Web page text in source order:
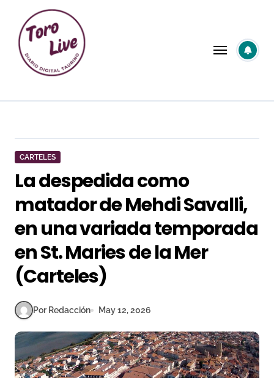
contenido
CARTELES
La despedida como
matador de Mehdi Savalli,
en una variada temporada
en St. Maries de la Mer
(Carteles)
Por Redacción May 12, 2026